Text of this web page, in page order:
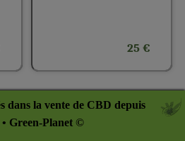
25 €
dans la vente de CBD depuis
• Green-Planet ©